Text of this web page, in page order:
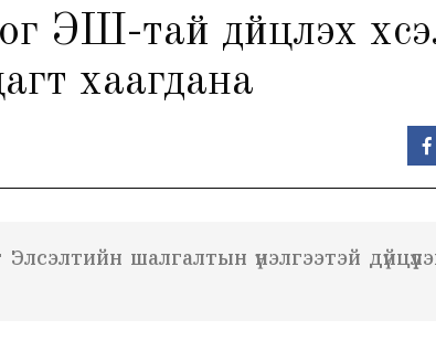
тай дүйцүүлэх
хаагдана
шалгалтын үнэлгээтэй